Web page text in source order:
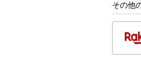
その他